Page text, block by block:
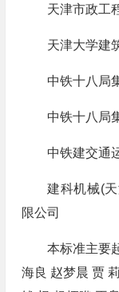
天津市政工
天津大学建
中铁十八局
中铁十八局
中铁建交通
建科机械(
限公司
本标准主要
海良 赵梦晨 贾